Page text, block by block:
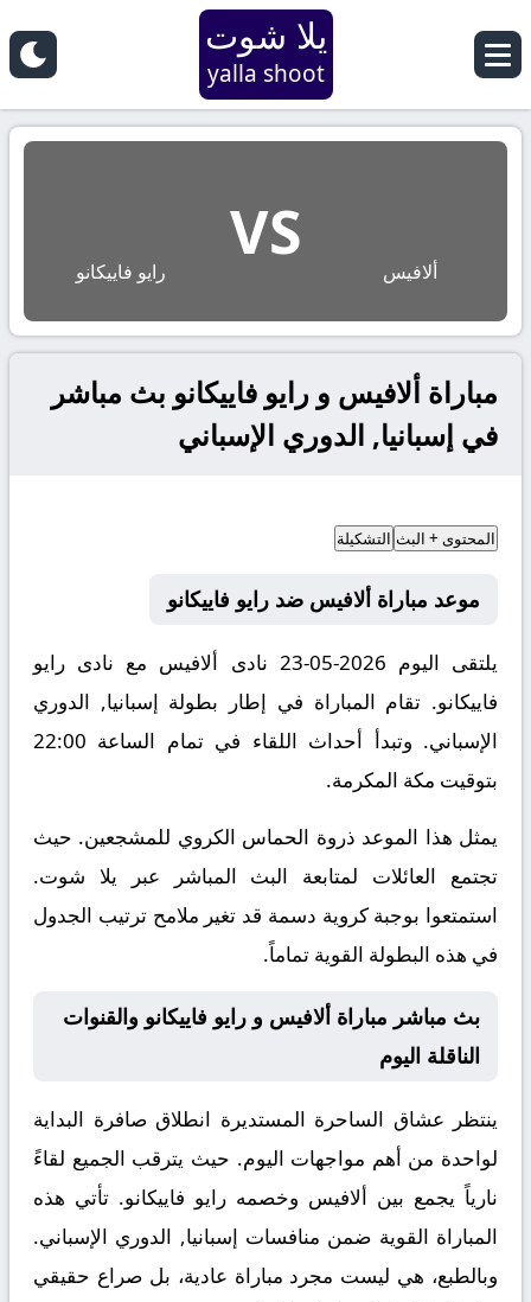
يلا شوت
yalla shoot
ألافيس
VS
رايو فاييكانو
مباراة ألافيس و رايو فاييكانو بث مباشر
في إسبانيا, الدوري الإسباني
المحتوى + البث التشكيلة
موعد مباراة ألافيس ضد رايو فاييكانو
يلتقى اليوم 2026-05-23 نادى ألافيس مع نادى رايو
فاييكانو. تقام المباراة في إطار بطولة إسبانيا, الدوري
الإسباني. وتبدأ أحداث اللقاء في تمام الساعة 22:00
بتوقيت مكة المكرمة.
يمثل هذا الموعد ذروة الحماس الكروي للمشجعين. حيث
تجتمع العائلات لمتابعة البث المباشر عبر يلا شوت.
استمتعوا بوجبة كروية دسمة قد تغير ملامح ترتيب الجدول
في هذه البطولة القوية تماماً.
بث مباشر مباراة ألافيس و رايو فاييكانو والقنوات
الناقلة اليوم
ينتظر عشاق الساحرة المستديرة انطلاق صافرة البداية
لواحدة من أهم مواجهات اليوم. حيث يترقب الجميع لقاءً
نارياً يجمع بين ألافيس وخصمه رايو فاييكانو. تأتي هذه
المباراة القوية ضمن منافسات إسبانيا, الدوري الإسباني.
وبالطبع، هي ليست مجرد مباراة عادية، بل صراع حقيقي